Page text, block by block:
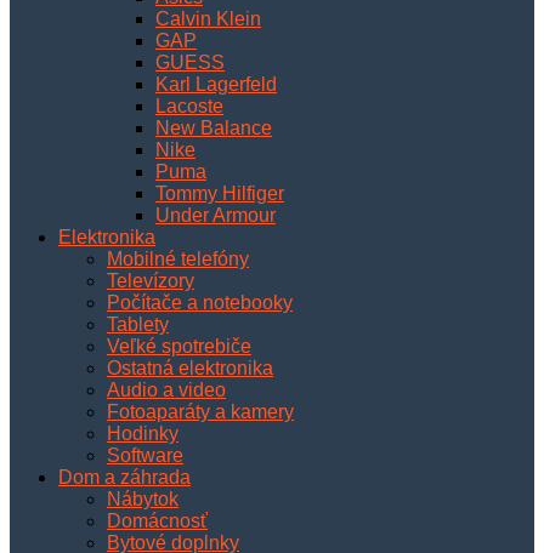
Calvin Klein
GAP
GUESS
Karl Lagerfeld
Lacoste
New Balance
Nike
Puma
Tommy Hilfiger
Under Armour
Elektronika
Mobilné telefóny
Televízory
Počítače a notebooky
Tablety
Veľké spotrebiče
Ostatná elektronika
Audio a video
Fotoaparáty a kamery
Hodinky
Software
Dom a záhrada
Nábytok
Domácnosť
Bytové doplnky